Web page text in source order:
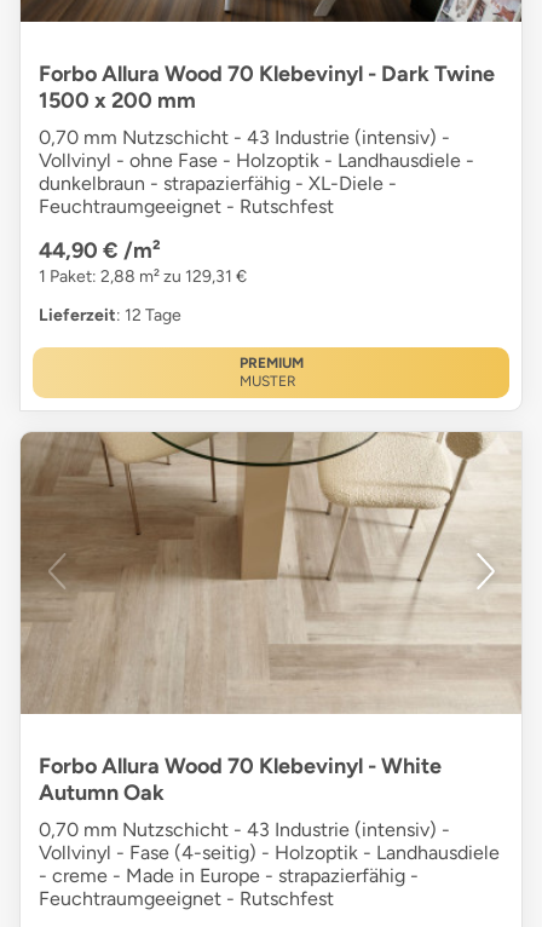
Forbo Allura Wood 70 Klebevinyl - Dark Twine
1500 x 200 mm
0,70 mm Nutzschicht - 43 Industrie (intensiv) -
Vollvinyl - ohne Fase - Holzoptik - Landhausdiele -
dunkelbraun - strapazierfähig - XL-Diele -
Feuchtraumgeeignet - Rutschfest
44,90 € /m²
1 Paket: 2,88 m² zu 129,31 €
Lieferzeit: 12 Tage
PREMIUM
MUSTER
Forbo Allura Wood 70 Klebevinyl - White
Autumn Oak
0,70 mm Nutzschicht - 43 Industrie (intensiv) -
Vollvinyl - Fase (4-seitig) - Holzoptik - Landhausdiele
- creme - Made in Europe - strapazierfähig -
Feuchtraumgeeignet - Rutschfest